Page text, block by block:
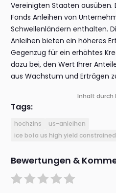
Vereinigten Staaten ausüben.
Fonds Anleihen von
Schwellenländern enthalten.
Anleihen bieten ein höheres
Gegenzug für ein erhöhtes
dazu bei, den Wert Ihrer
aus Wachstum und Erträgen
Inhalt
Tags:
hochzins
us-anleihen
ice bofa us high yield
Bewertungen &